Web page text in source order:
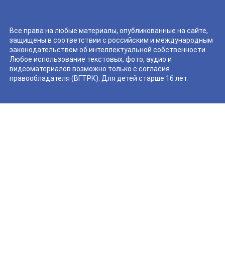
Все права на любые материалы, опубликованные на сайте,
защищены в соответствии с российским и международным
законодательством об интеллектуальной собственности.
Любое использование текстовых, фото, аудио и
видеоматериалов возможно только с согласия
правообладателя (ВГТРК). Для детей старше 16 лет.